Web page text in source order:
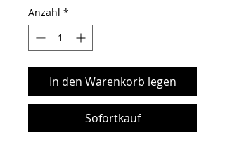
Anzahl *
In den Warenkorb legen
Sofortkauf